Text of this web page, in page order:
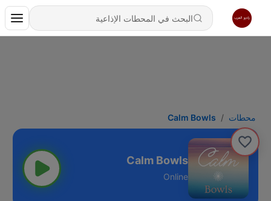
محطات Calm Bowls
Calm Bowls
Online